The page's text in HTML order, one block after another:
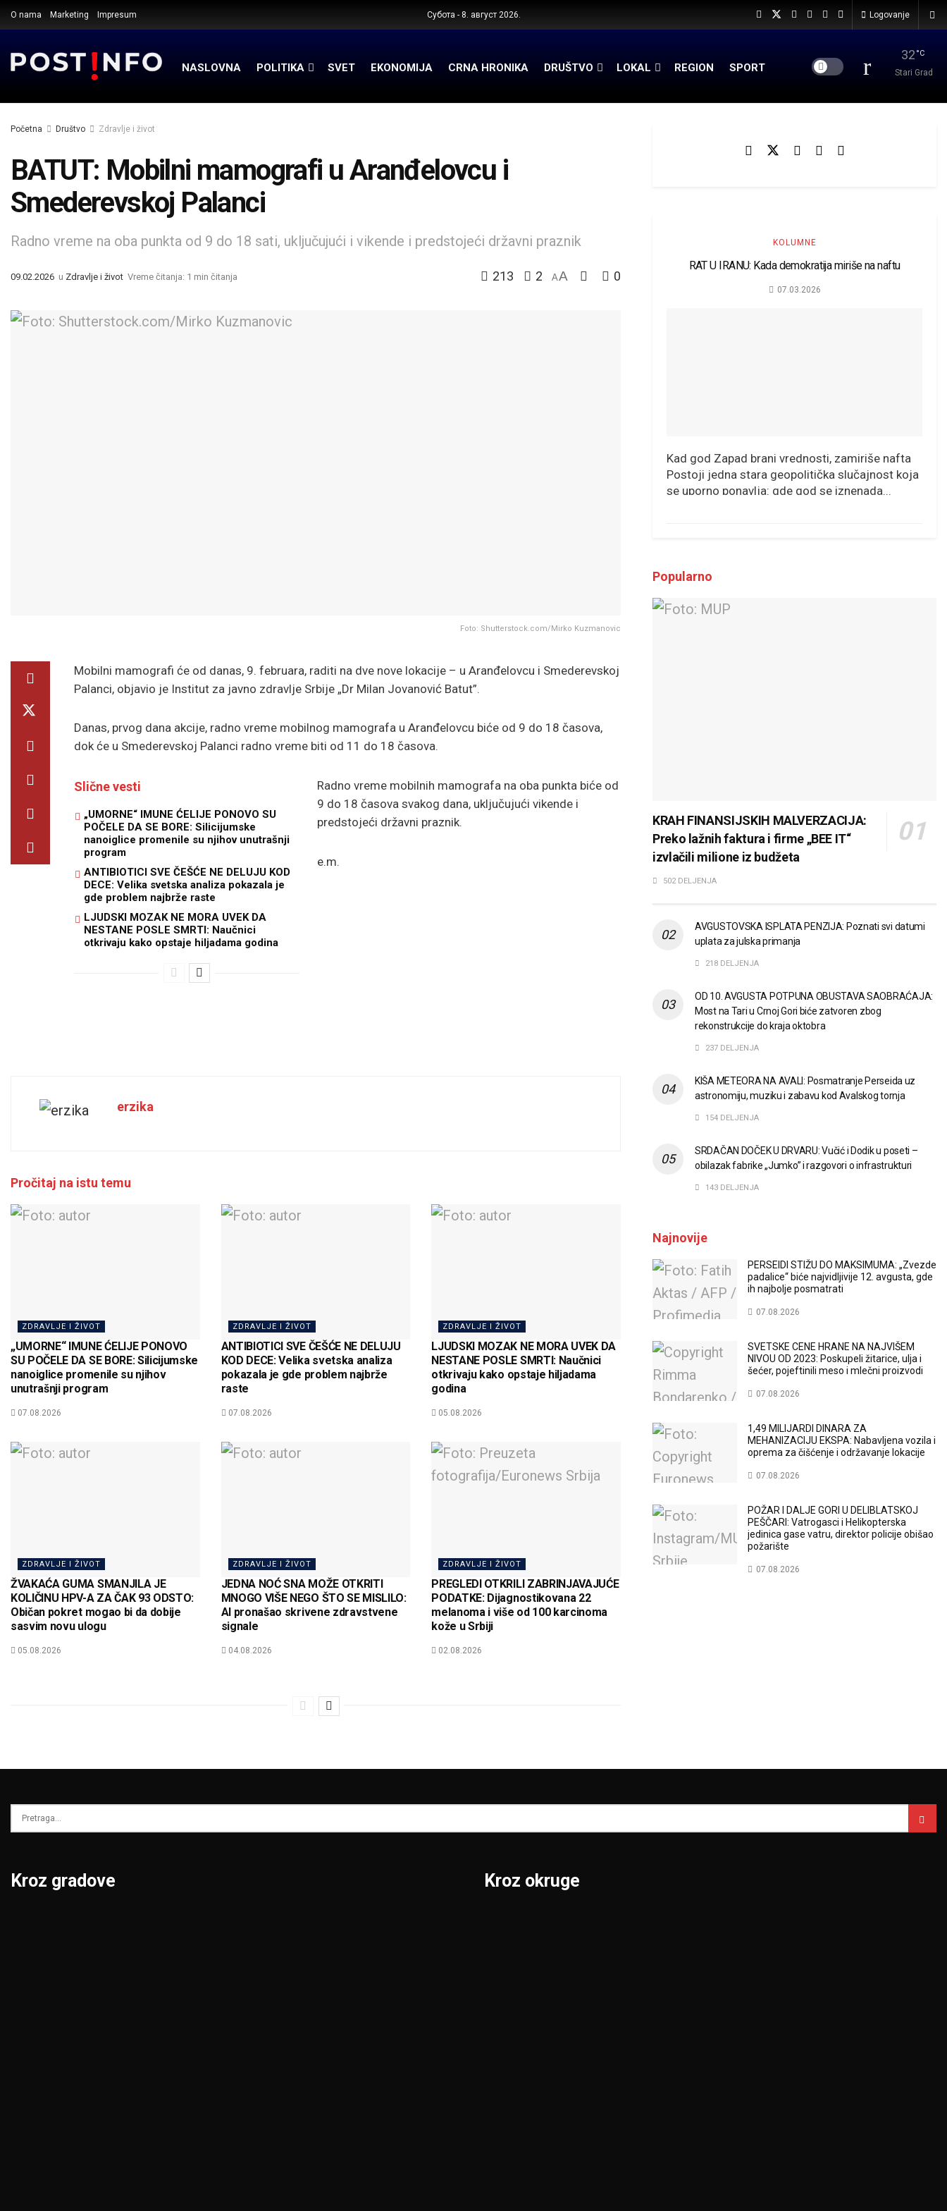
O nama Marketing Impresum Субота - 8. август 2026. Logovanje
NASLOVNA POLITIKA SVET EKONOMIJA CRNA HRONIKA DRUŠTVO LOKAL REGION SPORT
32 °C
Stari Grad
Početna Društvo Zdravlje i život
BATUT: Mobilni mamografi u Aranđelovcu i
Smederevskoj Palanci
Radno vreme na oba punkta od 9 do 18 sati, uključujući i vikende i predstojeći državni praznik
09.02.2026 u Zdravlje i život Vreme čitanja: 1 min čitanja 213 2 AA 0
Foto: Shutterstock.com/Mirko Kuzmanovic
Mobilni mamografi će od danas, 9. februara, raditi na dve nove lokacije – u Aranđelovcu i Smederevskoj
Palanci, objavio je Institut za javno zdravlje Srbije „Dr Milan Jovanović Batut”.
Danas, prvog dana akcije, radno vreme mobilnog mamografa u Aranđelovcu biće od 9 do 18 časova,
dok će u Smederevskoj Palanci radno vreme biti od 11 do 18 časova.
Slične vesti
„UMORNE“ IMUNE ĆELIJE PONOVO SU
POČELE DA SE BORE: Silicijumske
nanoiglice promenile su njihov unutrašnji
program
ANTIBIOTICI SVE ČEŠĆE NE DELUJU KOD
DECE: Velika svetska analiza pokazala je
gde problem najbrže raste
LJUDSKI MOZAK NE MORA UVEK DA
NESTANE POSLE SMRTI: Naučnici
otkrivaju kako opstaje hiljadama godina
Radno vreme mobilnih mamografa na oba punkta biće od
9 do 18 časova svakog dana, uključujući vikende i
predstojeći državni praznik.
e.m.
erzika
Pročitaj na istu temu
ZDRAVLJE I ŽIVOT
„UMORNE“ IMUNE ĆELIJE PONOVO
SU POČELE DA SE BORE: Silicijumske
nanoiglice promenile su njihov
unutrašnji program
07.08.2026
ZDRAVLJE I ŽIVOT
ANTIBIOTICI SVE ČEŠĆE NE DELUJU
KOD DECE: Velika svetska analiza
pokazala je gde problem najbrže
raste
07.08.2026
ZDRAVLJE I ŽIVOT
LJUDSKI MOZAK NE MORA UVEK DA
NESTANE POSLE SMRTI: Naučnici
otkrivaju kako opstaje hiljadama
godina
05.08.2026
ZDRAVLJE I ŽIVOT
ŽVAKAĆA GUMA SMANJILA JE
KOLIČINU HPV-A ZA ČAK 93 ODSTO:
Običan pokret mogao bi da dobije
sasvim novu ulogu
05.08.2026
ZDRAVLJE I ŽIVOT
JEDNA NOĆ SNA MOŽE OTKRITI
MNOGO VIŠE NEGO ŠTO SE MISLILO:
AI pronašao skrivene zdravstvene
signale
04.08.2026
ZDRAVLJE I ŽIVOT
PREGLEDI OTKRILI ZABRINJAVAJUĆE
PODATKE: Dijagnostikovana 22
melanoma i više od 100 karcinoma
kože u Srbiji
02.08.2026
KOLUMNE
RAT U IRANU: Kada demokratija miriše na naftu
07.03.2026
Kad god Zapad brani vrednosti, zamiriše nafta
Postoji jedna stara geopolitička slučajnost koja
se uporno ponavlja: gde god se iznenada...
Popularno
KRAH FINANSIJSKIH MALVERZACIJA:
Preko lažnih faktura i firme „BEE IT“
izvlačili milione iz budžeta
502 DELJENJA
AVGUSTOVSKA ISPLATA PENZIJA: Poznati svi datumi
uplata za julska primanja
218 DELJENJA
OD 10. AVGUSTA POTPUNA OBUSTAVA SAOBRAĆAJA:
Most na Tari u Crnoj Gori biće zatvoren zbog
rekonstrukcije do kraja oktobra
237 DELJENJA
KIŠA METEORA NA AVALI: Posmatranje Perseida uz
astronomiju, muziku i zabavu kod Avalskog tornja
154 DELJENJA
SRDAČAN DOČEK U DRVARU: Vučić i Dodik u poseti –
obilazak fabrike „Jumko” i razgovori o infrastrukturi
143 DELJENJA
Najnovije
PERSEIDI STIŽU DO MAKSIMUMA: „Zvezde
padalice“ biće najvidljivije 12. avgusta, gde
ih najbolje posmatrati
07.08.2026
SVETSKE CENE HRANE NA NAJVIŠEM
NIVOU OD 2023: Poskupeli žitarice, ulja i
šećer, pojeftinili meso i mlečni proizvodi
07.08.2026
1,49 MILIJARDI DINARA ZA
MEHANIZACIJU EKSPA: Nabavljena vozila i
oprema za čišćenje i održavanje lokacije
07.08.2026
POŽAR I DALJE GORI U DELIBLATSKOJ
PEŠČARI: Vatrogasci i Helikopterska
jedinica gase vatru, direktor policije obišao
požarište
07.08.2026
Kroz gradove Kroz okruge